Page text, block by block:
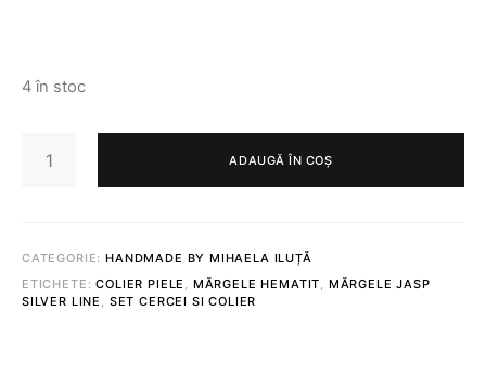
4 în stoc
ADAUGĂ ÎN COȘ
CATEGORIE:HANDMADE BY MIHAELA ILUȚĂ
ETICHETE:COLIER PIELE , MĂRGELE HEMATIT, MĂRGELE JASP
SILVER LINE , SET CERCEI SI COLIER